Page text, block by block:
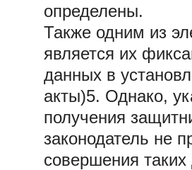
определены.
Также одним из
является их
данных в
акты)5. Однако,
получения
законодатель не
совершения